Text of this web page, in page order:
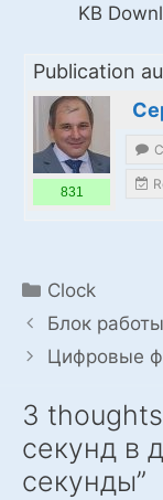
KB
Publication
831
Categories
Clock
Блок
Цифровые
3
секунд в
секунды”